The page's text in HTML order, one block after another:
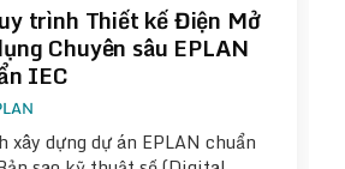
trình Thiết kế Điện Mở
Chuyên sâu EPLAN
IEC
xây dựng dự án EPLAN chuẩn